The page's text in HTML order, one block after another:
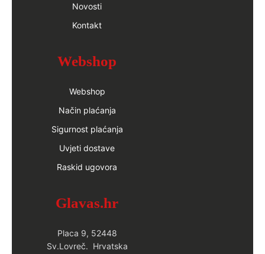
Novosti
Kontakt
Webshop
Webshop
Način plaćanja
Sigurnost plaćanja
Uvjeti dostave
Raskid ugovora
Glavas.hr
Placa 9, 52448
Sv.Lovreč. Hrvatska